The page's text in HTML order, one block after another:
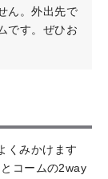
ん。外出先で
です。ぜひお
くみかけます
コームの2way